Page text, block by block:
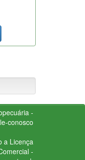
-
conosco
a Licença
-